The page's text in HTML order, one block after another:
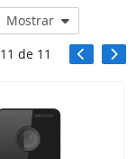
Mostrar
11 de 11